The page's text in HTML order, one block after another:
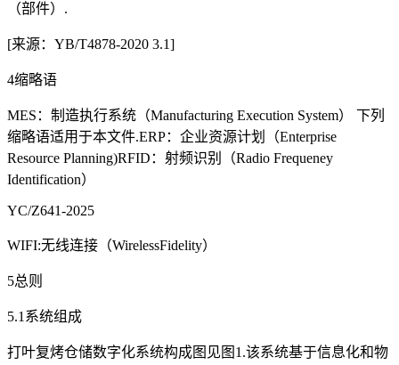
（部件）.
[来源：YB/T4878-2020 3.1]
4缩略语
MES：制造执行系统（Manufacturing Execution System） 下列
缩略语适用于本文件.ERP：企业资源计划（Enterprise
Resource Planning)RFID：射频识别（Radio Frequeney
Identification）
YC/Z641-2025
WIFI:无线连接（WirelessFidelity）
5总则
5.1系统组成
打叶复烤仓储数字化系统构成图见图1.该系统基于信息化和物